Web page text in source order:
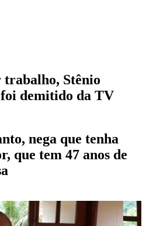
Stênio
demitido da TV
nega que tenha
que tem 47 anos de